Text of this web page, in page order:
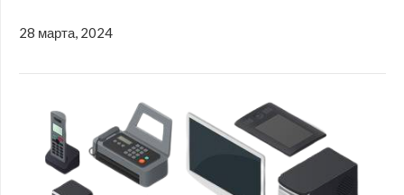
28 марта, 2024